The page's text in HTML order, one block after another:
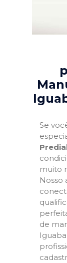
Se
muito
Nosso
de